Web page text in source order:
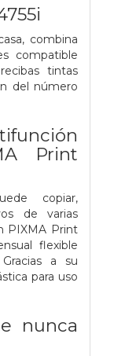
combina
compatible
tintas
del número
Print
copiar,
de varias
PIXMA Print
flexible
a su
para uso
nunca